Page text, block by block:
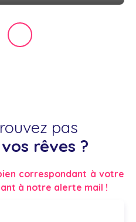
pas
rêves ?
correspondant à votre
à notre alerte mail !